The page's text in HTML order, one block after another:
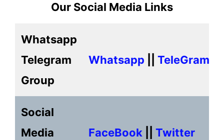
Our Social Media Links
Whatsapp
Telegram
Group
Whatsapp TeleGram
Social
Media
FaceBook Twitter